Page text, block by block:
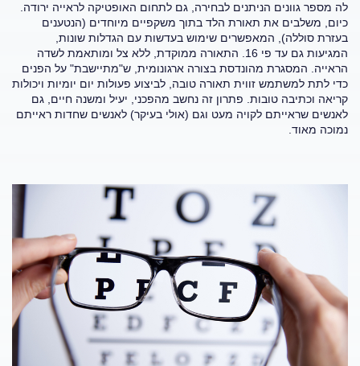
לה מספר גוונים הניתנים לבחירה, גם לתחום האופטיקה לראייה ירודה.
כיום, משלבים את תאורת הלד בתוך משקפיים מיוחדים (הנטענים
בעזרת סוללה), המאפשרים שימוש בעדשות עם הגדלות שונות,
המגיעות גם עד פי 16. התאורה ממוקדת, ללא צל ומותאמת לשדה
הראייה. המסגרת מהונדסת בצורה ארגונומית, ש"מתיישבת" על הפנים
כדי לתת למשתמש זווית תאורה טובה, לביצוע פעולות יום יומיות ויכולות
קריאה וכתיבה טובות. פתרון זה נחשב מהפכני, יעיל ומשנה חיים, גם
לאנשים שראייתם לקויה מעט וגם (אולי בעיקר) לאנשים שחדות ראייתם
נמוכה מאוד.